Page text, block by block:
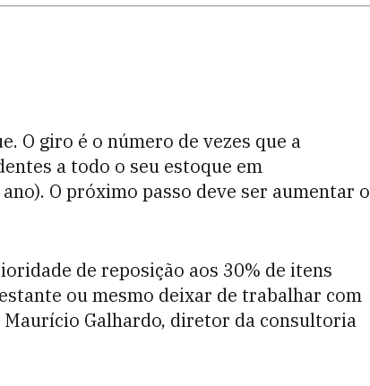
O giro é o número de vezes que a
a todo o seu estoque em
O próximo passo deve ser aumentar o
de reposição aos 30% de itens
ou mesmo deixar de trabalhar com
Galhardo, diretor da consultoria